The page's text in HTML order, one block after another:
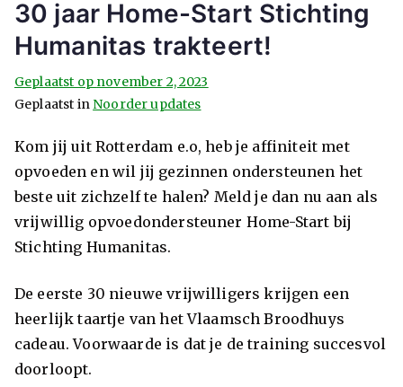
gids
30 jaar Home-Start Stichting
Humanitas trakteert!
Geplaatst op november 2, 2023
Geplaatst in Noorder updates
Kom jij uit Rotterdam e.o, heb je affiniteit met
opvoeden en wil jij gezinnen ondersteunen het
beste uit zichzelf te halen? Meld je dan nu aan als
vrijwillig opvoedondersteuner Home-Start bij
Stichting Humanitas.
De eerste 30 nieuwe vrijwilligers krijgen een
heerlijk taartje van het Vlaamsch Broodhuys
cadeau. Voorwaarde is dat je de training succesvol
doorloopt.